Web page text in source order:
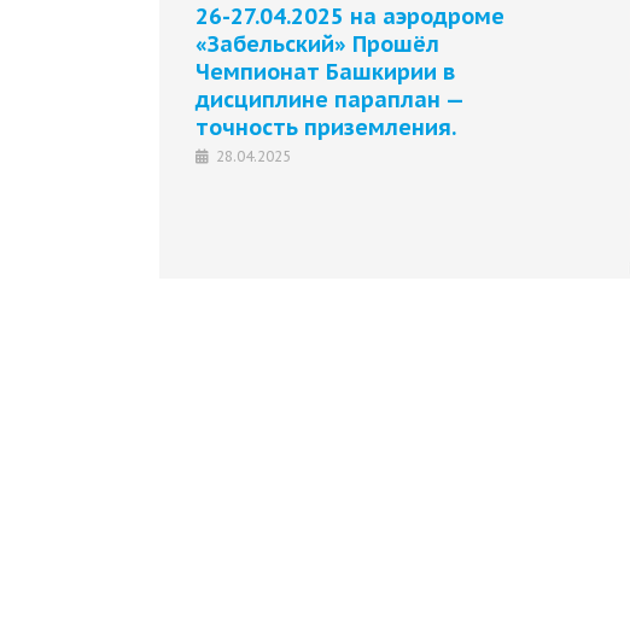
26-27.04.2025 на аэродроме
«Забельский» Прошёл
Чемпионат Башкирии в
дисциплине параплан —
точность приземления.
28.04.2025